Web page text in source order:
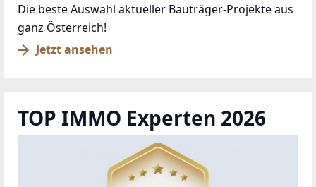
Die beste Auswahl aktueller Bauträger-Projekte aus
ganz Österreich!
Jetzt ansehen
TOP IMMO Experten 2026